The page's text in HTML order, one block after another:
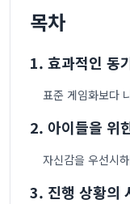
목차
1. 효과적인 동
표준 게임화보다
2. 아이들을 위
자신감을 우선시
3. 진행 상황의